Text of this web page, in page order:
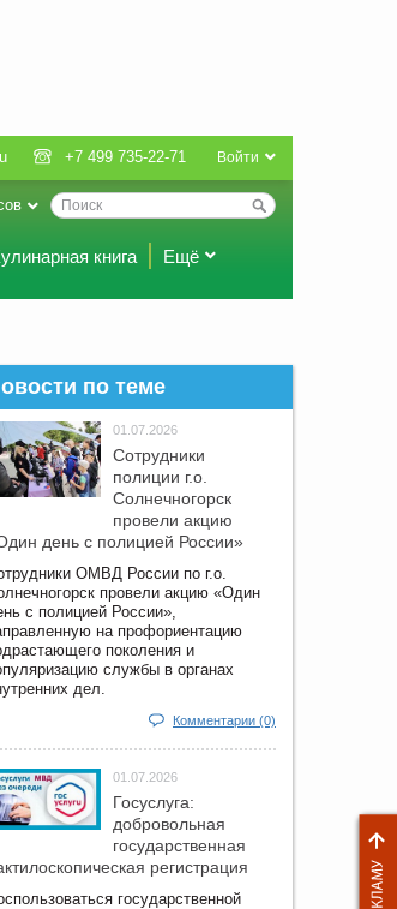
Войти
+7 499 735-22-71
книга Ещё
по теме
01.07.2026
Сотрудники
полиции г.о.
Солнечногорск
провели акцию
день с полицией России»
ОМВД России по г.о.
провели акцию «Один
с полицией России»,
на профориентацию
поколения и
службы в органах
дел.
Комментарии (0)
01.07.2026
Госуслуга:
добровольная
государственная
регистрация
государственной